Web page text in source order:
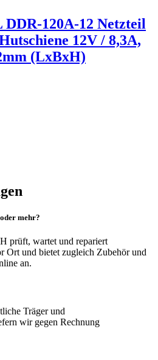
120A-12 Netzteil
12V / 8,3A,
(LxBxH)
mehr?
prüft, wartet und repariert
Ort und bietet zugleich Zubehör und
an.
Träger und
wir gegen Rechnung